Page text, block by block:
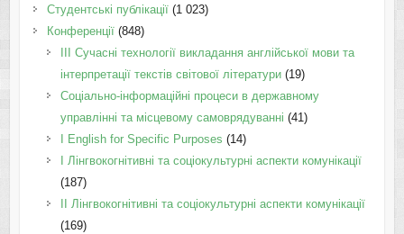
Студентські публікації(1 023)
Конференції(848)
III Сучасні технології викладання англійської мови та
інтерпретації текстів світової літератури(19)
Соціально-інформаційні процеси в державному
управлінні та місцевому самоврядуванні (41)
І English for Specific Purposes (14)
I Лінгвокогнітивні та соціокультурні аспекти комунікації
(187)
IІ Лінгвокогнітивні та соціокультурні аспекти комунікації
(169)